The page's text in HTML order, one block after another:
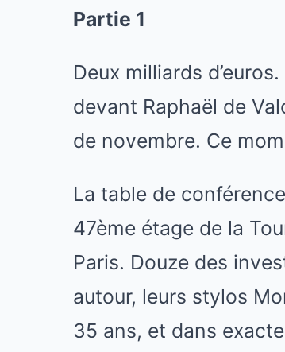
Partie 1
Deux milliards
devant Raphaël de
de novembre. Ce
La table de
47ème étage de la
Paris. Douze des
autour, leurs stylos
35 ans, et dans